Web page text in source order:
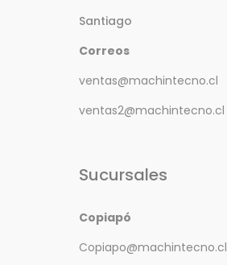
Santiago
Correos
ventas@machintecno.cl
ventas2@machintecno.cl
Sucursales
Copiapó
Copiapo@machintecno.cl